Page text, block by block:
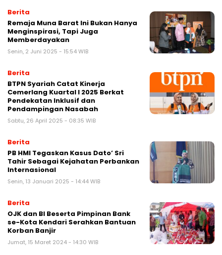
Berita
Remaja Muna Barat Ini Bukan Hanya
Menginspirasi, Tapi Juga
Memberdayakan
Senin, 2 Juni 2025 - 15:54 WIB
Berita
BTPN Syariah Catat Kinerja
Cemerlang Kuartal I 2025 Berkat
Pendekatan Inklusif dan
Pendampingan Nasabah
Sabtu, 26 April 2025 - 08:35 WIB
Berita
PB HMI Tegaskan Kasus Dato’ Sri
Tahir Sebagai Kejahatan Perbankan
Internasional
Senin, 13 Januari 2025 - 14:44 WIB
Berita
OJK dan BI Beserta Pimpinan Bank
se-Kota Kendari Serahkan Bantuan
Korban Banjir
Jumat, 15 Maret 2024 - 14:30 WIB